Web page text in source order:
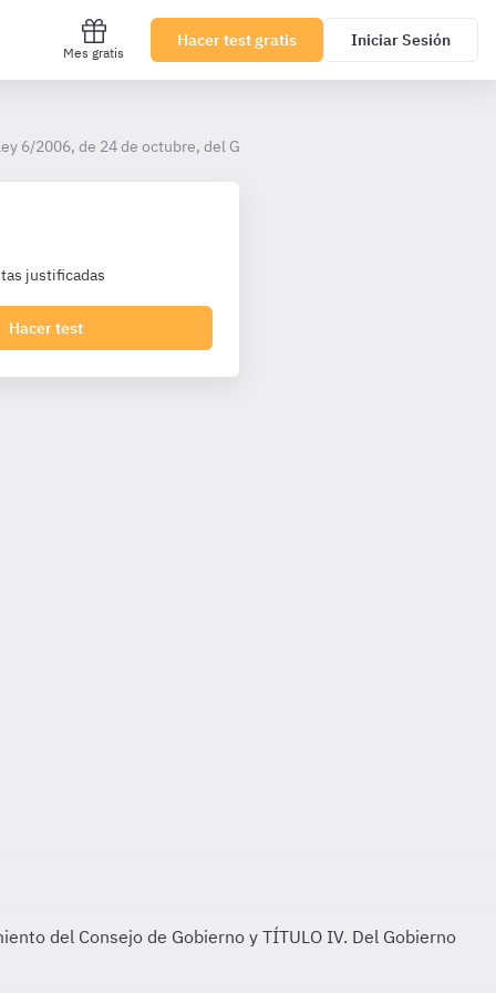
Mes gratis
Hacer test gratis Iniciar Sesión
6/2006, de 24 de octubre, del Gobierno de la Comunidad Autónoma
justificadas
Hacer test
del Consejo de Gobierno y TÍTULO IV. Del Gobierno